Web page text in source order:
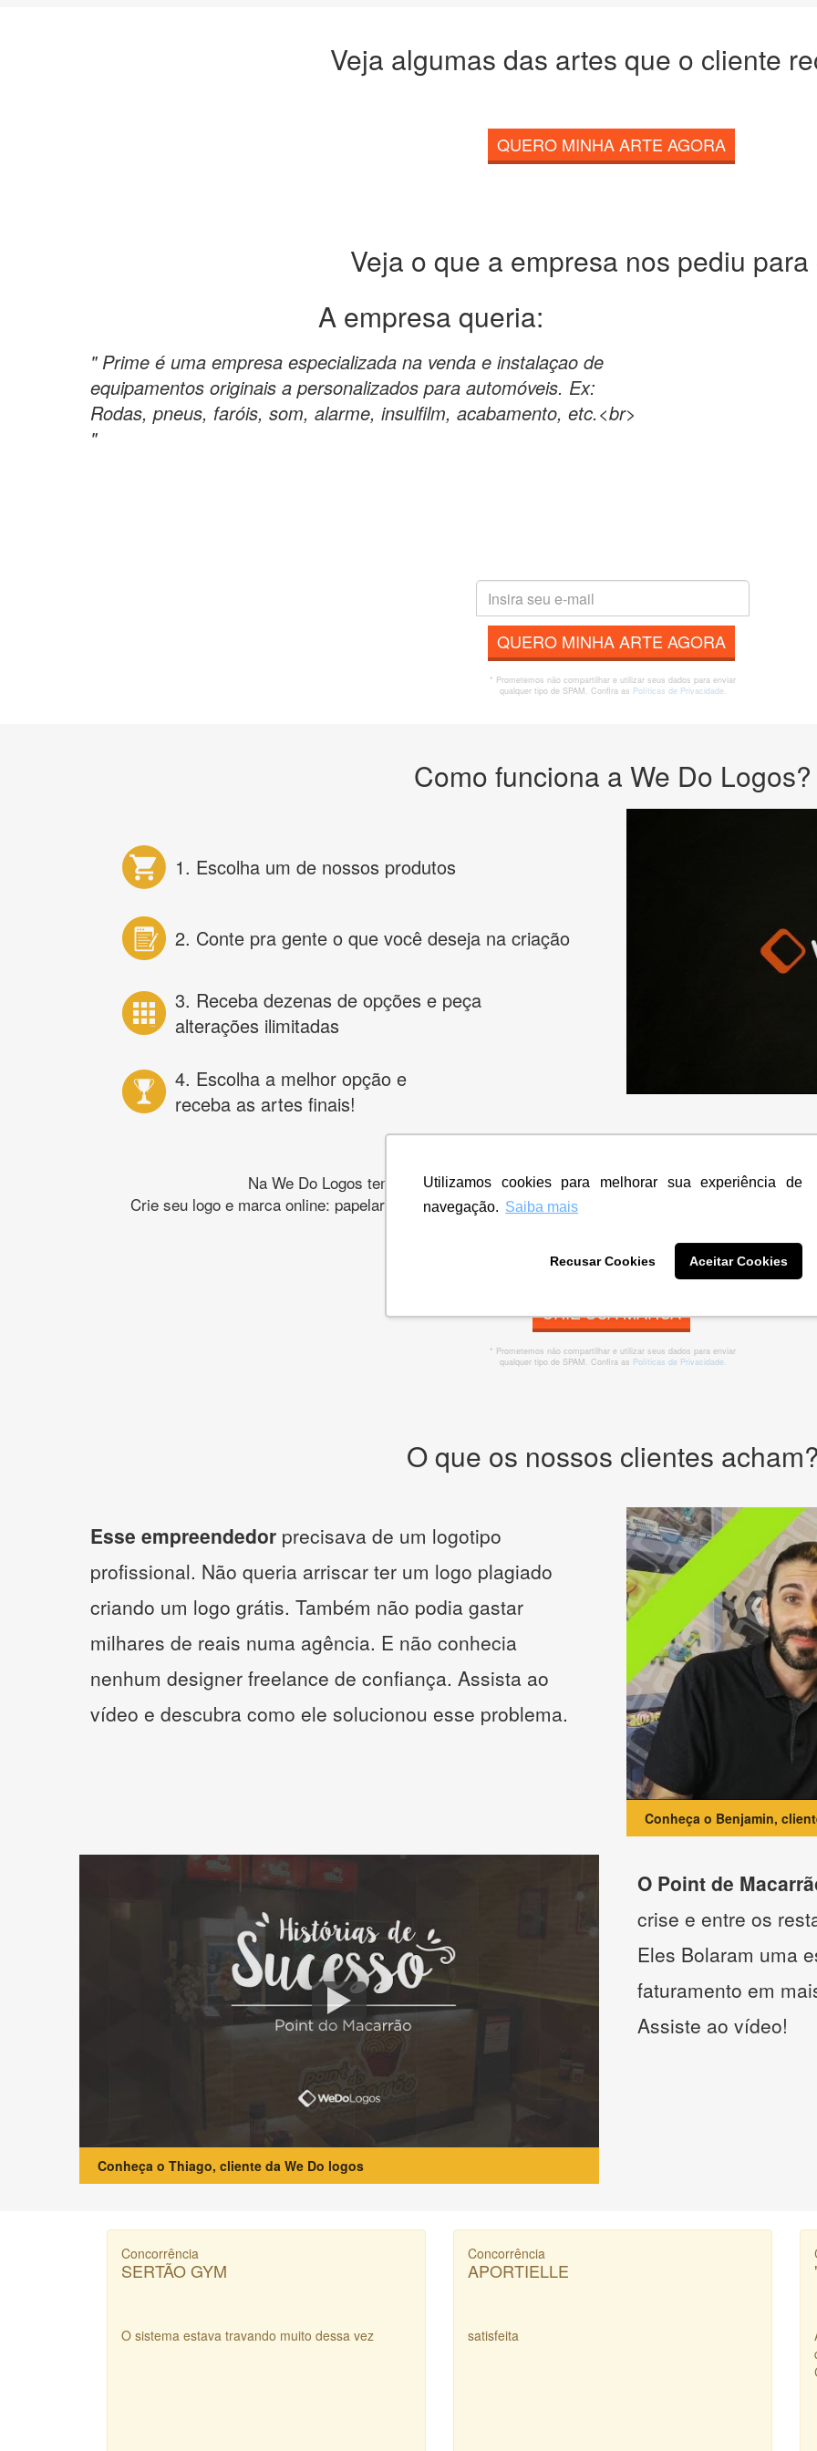
Utilizamos cookies para melhorar sua experiência de
navegação. Saiba mais
Recusar Cookies Aceitar Cookies
Veja algumas das artes que o cliente
QUERO MINHA ARTE AGORA
Veja o que a empresa nos pediu para
A empresa queria:
" Prime é uma empresa especializada na venda e instalaçao de
equipamentos originais a personalizados para automóveis. Ex:
Rodas, pneus, faróis, som, alarme, insulfilm, acabamento, etc.<br>
"
QUERO MINHA ARTE AGORA
* Prometemos não compartilhar e utilizar seus dados para enviar
qualquer tipo de SPAM. Confira as Políticas de Privacidade.
Como funciona a We Do Logos?
1. Escolha um de nossos produtos
2. Conte pra gente o que você deseja na criação
3. Receba dezenas de opções e peça
alterações ilimitadas
4. Escolha a melhor opção e
receba as artes finais!
Na We Do Logos temos os melhores designers de logotipos online para criar a
Crie seu logo e marca online: papelaria, banner, cartão de visita, folder, flyer, website e muito
CRIE SUA MARCA
* Prometemos não compartilhar e utilizar seus dados para enviar
qualquer tipo de SPAM. Confira as Políticas de Privacidade.
O que os nossos clientes
Esse empreendedor precisava de um logotipo
profissional. Não queria arriscar ter um logo plagiado
criando um logo grátis. Também não podia gastar
milhares de reais numa agência. E não conhecia
nenhum designer freelance de confiança. Assista ao
vídeo e descubra como ele solucionou esse problema.
Conheça o Benjamin,
Conheça o Thiago, cliente da We Do logos
O Point de
crise e entre os
Eles Bolaram uma
faturamento em
Assiste ao vídeo!
Concorrência
SERTÃO GYM
O sistema estava travando muito dessa vez
Concorrência
APORTIELLE
satisfeita